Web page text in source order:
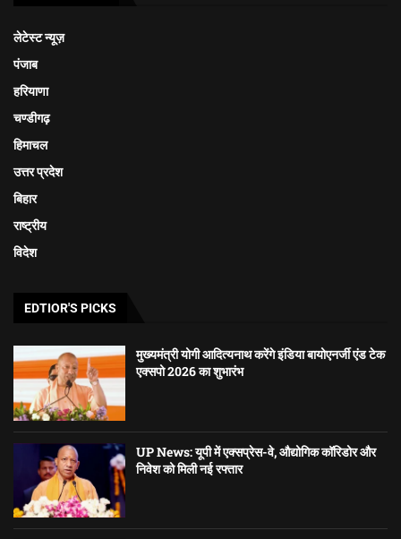
लेटेस्ट न्यूज़
पंजाब
हरियाणा
चण्डीगढ़
हिमाचल
उत्तर प्रदेश
बिहार
राष्ट्रीय
विदेश
EDTIOR'S PICKS
मुख्यमंत्री योगी आदित्यनाथ करेंगे इंडिया बायोएनर्जी एंड टेक
एक्सपो 2026 का शुभारंभ
UP News: यूपी में एक्सप्रेस-वे, औद्योगिक कॉरिडोर और
निवेश को मिली नई रफ्तार